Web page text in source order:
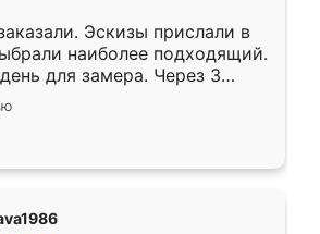
Эскизы прислали в
наиболее подходящий.
для замера. Через 3
уже готова. Остались
Спасибо Ренессанс
работу!